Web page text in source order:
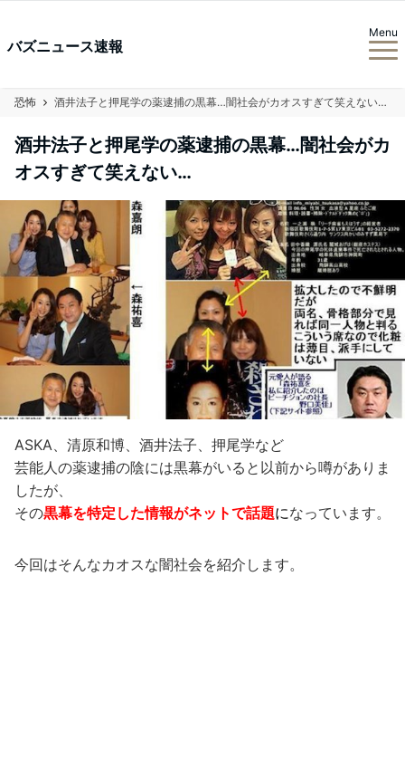
バズニュース速報
Menu
恐怖 酒井法子と押尾学の薬逮捕の黒幕…闇社会がカオスすぎて笑えない…
酒井法子と押尾学の薬逮捕の黒幕…闇社会がカ
オスすぎて笑えない…
ASKA、清原和博、酒井法子、押尾学など
芸能人の薬逮捕の陰には黒幕がいると以前から噂がありま
したが、
その黒幕を特定した情報がネットで話題になっています。
今回はそんなカオスな闇社会を紹介します。